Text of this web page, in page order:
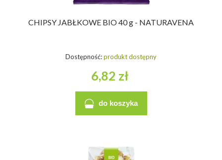
CHIPSY JABŁKOWE BIO 40 g - NATURAVENA
Dostępność:produkt dostępny
6,82 zł
do koszyka